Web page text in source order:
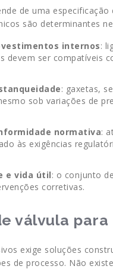
de uma
são determinantes
internos:
devem ser compatíveis
: gaxetas,
sob variações de
normativa:
às exigências
e vida útil: o conjunto
corretivas.
válvula
exige soluções
de processo. Não